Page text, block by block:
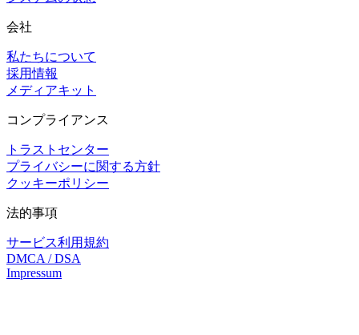
会社
私たちについて
採用情報
メディアキット
コンプライアンス
トラストセンター
プライバシーに関する方針
クッキーポリシー
法的事項
サービス利用規約
DMCA / DSA
Impressum